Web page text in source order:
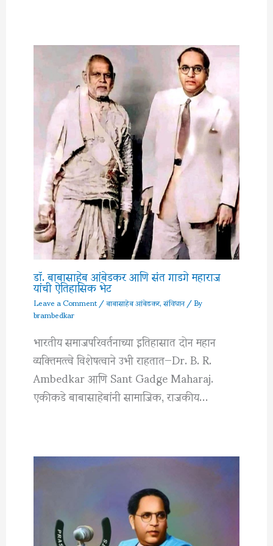
डॉ. बाबासाहेब आंबेडकर आणि संत गाडगे महाराज
यांची ऐतिहासिक भेट
Leave a Comment/बाबासाहेब आंबेडकर,संविधान/ By
brambedkar
भारतीय समाजपरिवर्तनाच्या इतिहासात दोन महान
व्यक्तिमत्त्वे विशेषत्वाने उभी राहतात—Dr. B. R.
Ambedkar आणि Sant Gadge Maharaj.
एकीकडे बाबासाहेबांनी सामाजिक, राजकीय…